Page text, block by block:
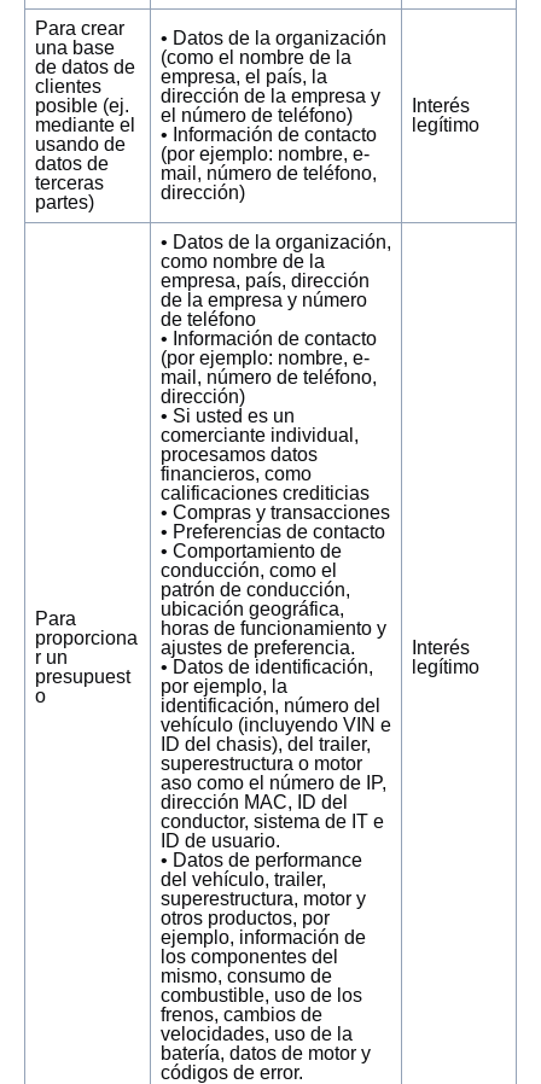
Para crear
una base
de datos de
clientes
posible (ej.
mediante el
usando de
datos de
terceras
partes)
• Datos de la organización
(como el nombre de la
empresa, el país, la
dirección de la empresa y
el número de teléfono)
• Información de contacto
(por ejemplo: nombre, e-
mail, número de teléfono,
dirección)
Interés
legítimo
Para
proporciona
r un
presupuest
o
• Datos de la organización,
como nombre de la
empresa, país, dirección
de la empresa y número
de teléfono
• Información de contacto
(por ejemplo: nombre, e-
mail, número de teléfono,
dirección)
• Si usted es un
comerciante individual,
procesamos datos
financieros, como
calificaciones crediticias
• Compras y transacciones
• Preferencias de contacto
• Comportamiento de
conducción, como el
patrón de conducción,
ubicación geográfica,
horas de funcionamiento y
ajustes de preferencia.
• Datos de identificación,
por ejemplo, la
identificación, número del
vehículo (incluyendo VIN e
ID del chasis), del trailer,
superestructura o motor
aso como el número de IP,
dirección MAC, ID del
conductor, sistema de IT e
ID de usuario.
• Datos de performance
del vehículo, trailer,
superestructura, motor y
otros productos, por
ejemplo, información de
los componentes del
mismo, consumo de
combustible, uso de los
frenos, cambios de
velocidades, uso de la
batería, datos de motor y
códigos de error.
Interés
legítimo